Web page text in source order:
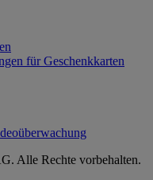
für Geschenkkarten
Alle Rechte vorbehalten.